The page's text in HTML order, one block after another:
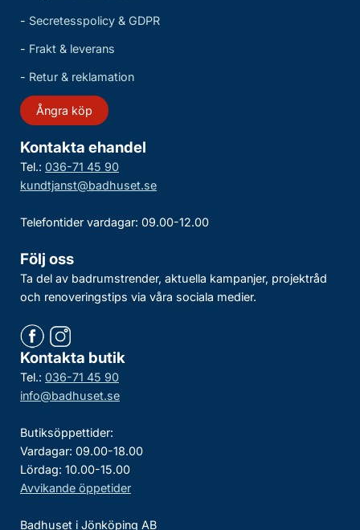
- Secretesspolicy & GDPR
- Frakt & leverans
- Retur & reklamation
Ångra köp
Kontakta ehandel
Tel.: 036-71 45 90
kundtjanst@badhuset.se
Telefontider vardagar: 09.00-12.00
Följ oss
Ta del av badrumstrender, aktuella kampanjer, projektråd
och renoveringstips via våra sociala medier.
Kontakta butik
Tel.: 036-71 45 90
info@badhuset.se
Butiksöppettider:
Vardagar: 09.00-18.00
Lördag: 10.00-15.00
Avvikande öppetider
Badhuset i Jönköping AB